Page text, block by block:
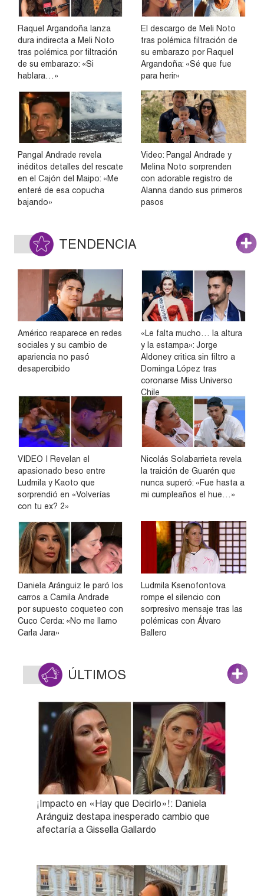
Raquel Argandoña lanza
dura indirecta a Meli Noto
tras polémica por filtración
de su embarazo: «Si
hablara…»
El descargo de Meli Noto
tras polémica filtración de
su embarazo por Raquel
Argandoña: «Sé que fue
para herir»
Pangal Andrade revela
inéditos detalles del rescate
en el Cajón del Maipo: «Me
enteré de esa copucha
bajando»
Video: Pangal Andrade y
Melina Noto sorprenden
con adorable registro de
Alanna dando sus primeros
pasos
TENDENCIA
Américo reaparece en redes
sociales y su cambio de
apariencia no pasó
desapercibido
«Le falta mucho… la altura
y la estampa»: Jorge
Aldoney critica sin filtro a
Dominga López tras
coronarse Miss Universo
Chile
VIDEO | Revelan el
apasionado beso entre
Ludmila y Kaoto que
sorprendió en «Volverías
con tu ex? 2»
Nicolás Solabarrieta revela
la traición de Guarén que
nunca superó: «Fue hasta a
mi cumpleaños el hue…»
Daniela Aránguiz le paró los
carros a Camila Andrade
por supuesto coqueteo con
Cuco Cerda: «No me llamo
Carla Jara»
Ludmila Ksenofontova
rompe el silencio con
sorpresivo mensaje tras las
polémicas con Álvaro
Ballero
ÚLTIMOS
¡Impacto en «Hay que Decirlo»!: Daniela
Aránguiz destapa inesperado cambio que
afectaría a Gissella Gallardo